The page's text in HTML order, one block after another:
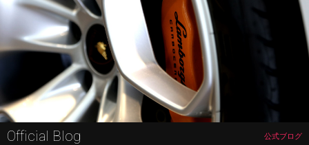
Official Blog 公式ブログ